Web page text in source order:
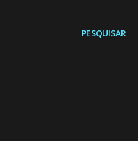
PESQUISAR